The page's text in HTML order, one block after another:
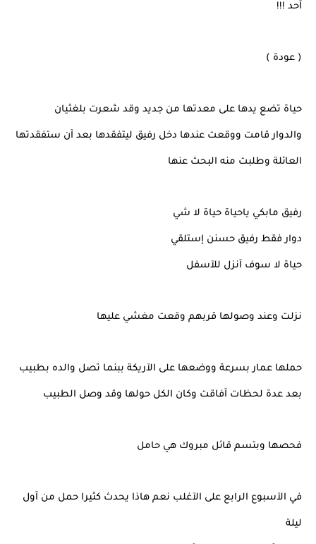
آحد !!!
( عودة )
حياة تضع يدها على معدتها من جديد وقد شعرت بلغثيان
والدوار قامت ووقعت عندها دخل رفيق ليتفقدها بعد آن ستفقدتها
العائلة وطلبت منه البحث عنها
رفيق مابكي ياحياة حياة لا شي
دوار فقط رفيق حسنن إستلقي
حياة لا سوف آنزل للآسفل
نزلت وعند وصولها قربهم وقعت مغشي عليها
حملها عمار بسرعة ووضعها على الآريكة ببنما تصل والده بطبيب
بعد عدة لحظات آفاقت وكان الكل حولها وقد وصل الطبيب
فحصها وبتسم قائل مبروك هي حامل
في الآسبوع الرابع على الآغلب نعم هاذا يحدث كثيرا حمل من آول
ليلة